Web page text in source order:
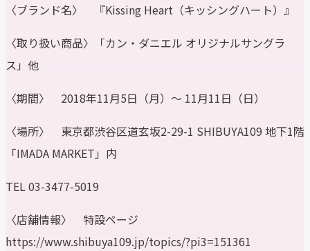
〈ブランド名〉 『Kissing Heart（キッシングハート）』
〈取り扱い商品〉「カン・ダニエル オリジナルサングラ
ス」他
〈期間〉 2018年11月5日（月）～ 11月11日（日）
〈場所〉 東京都渋谷区道玄坂2-29-1 SHIBUYA109 地下1階
「IMADA MARKET」内
TEL 03-3477-5019
〈店舗情報〉 特設ページ
https://www.shibuya109.jp/topics/?pi3=151361